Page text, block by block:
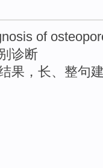
of
诊断
果，长、整句